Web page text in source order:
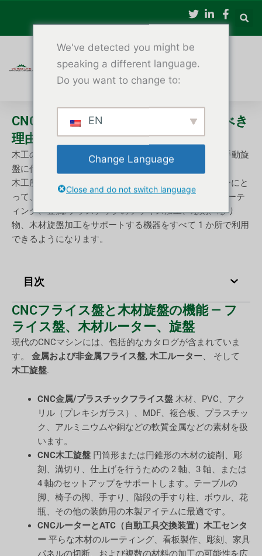
を
CNCフライス盤と木材旋盤を検討すべき
理由
木工の自動化の時代において、CNC木工旋盤は従来の手動旋
盤に代わる強力な選択肢を提供します。
木工所、家具メーカー、看板メーカー、小規模メーカーにと
って、信頼性の高い CNC マシンを選択すると、木材ルーテ
ィング、金属/プラスチックのフライス加工、彫刻、彫り
物、木材旋盤加工をサポートする機器をすべて 1 か所で利用
できるようになります。
目次
CNCフライス盤と木材旋盤の機能 — フ
ライス盤、木材ルーター、旋盤
現代のCNCマシンには、包括的なカタログが含まれていま
す。 金属および非金属フライス盤, 木工ルーター 、 そして
木工旋盤.
CNC金属/プラスチックフライス盤木材、PVC、アク
リル（プレキシガラス）、MDF、複合板、プラスチッ
ク、アルミニウムや銅などの軟質金属などの素材を扱
います。
CNC木工旋盤円筒形または円錐形の木材の旋削、彫
刻、溝切り、仕上げを行うための 2 軸、3 軸、または
4 軸のセットアップをサポートします。テーブルの
脚、椅子の脚、手すり、階段の手すり柱、ボウル、花
瓶、その他の装飾用の木製アイテムに最適です。
CNCルーターとATC（自動工具交換装置）木工センタ
ー平らな木材のルーティング、看板製作、彫刻、家具
パネルの切断、および複数の材料の加工の可能性を広
We've detected you might be
speaking a different language.
Do you want to change to:
EN
Change Language
Close and do not switch language